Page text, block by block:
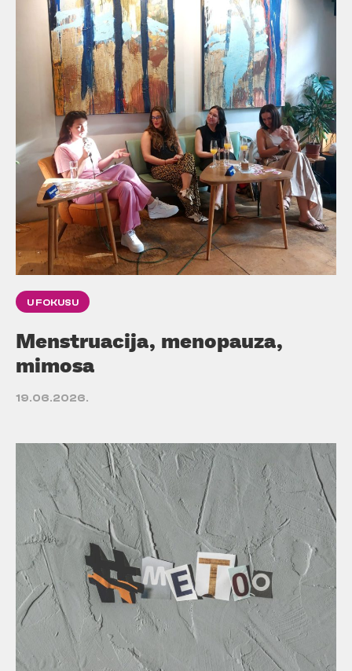
U FOKUSU
Menstruacija, menopauza,
mimosa
19.06.2026.